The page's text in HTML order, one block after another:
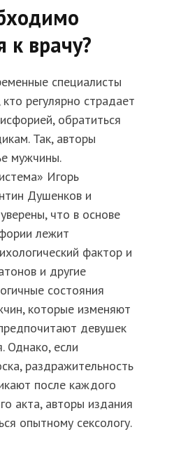
к врачу?
специалисты
регулярно страдает
обратиться
Так, авторы
мужчины.
Игорь
Душенков и
что в основе
лежит
фактор и
и другие
состояния
которые изменяют
девушек
Однако, если
раздражительность
после каждого
акта, авторы издания
опытному сексологу.